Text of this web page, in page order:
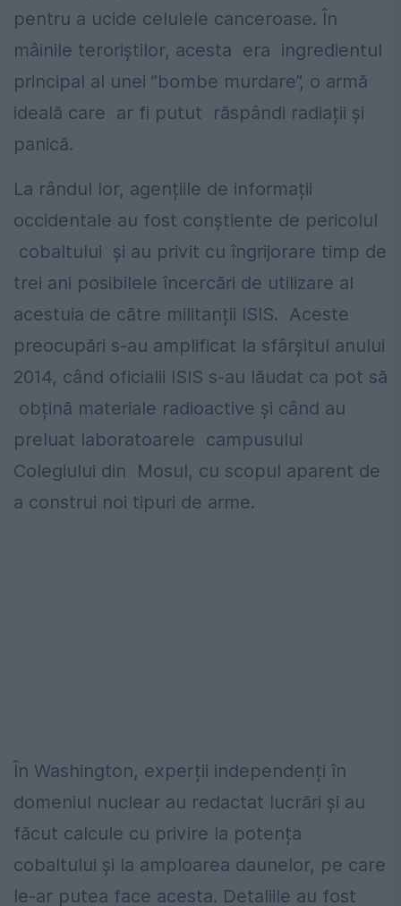
pentru a ucide celulele canceroase. În
mâinile teroriștilor, acesta era ingredientul
principal al unei ”bombe murdare”, o armă
ideală care ar fi putut răspândi radiații și
panică.
La rândul lor, agențiile de informații
occidentale au fost conștiente de pericolul
cobaltului și au privit cu îngrijorare timp de
trei ani posibilele încercări de utilizare al
acestuia de către militanții ISIS. Aceste
preocupări s-au amplificat la sfârșitul anului
2014, când oficialii ISIS s-au lăudat ca pot să
obțină materiale radioactive și când au
preluat laboratoarele campusului
Colegiului din Mosul, cu scopul aparent de
a construi noi tipuri de arme.
În Washington, experții independenți în
domeniul nuclear au redactat lucrări și au
făcut calcule cu privire la potența
cobaltului și la amploarea daunelor, pe care
le-ar putea face acesta. Detaliile au fost